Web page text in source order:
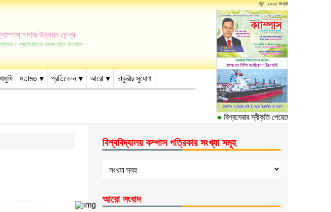
সমাজ উন্নয়ন কেন্দ্র
ও ন্যায়ভিত্তিক সমাজ গঠনে নিবেদিত
জুন, ২০২৬ সংখ্যা
মতামত প্রতিবেদন আরো চাকুরীর সুযোগ
বিশ্বসেরার স্বীকৃতি পেয়েছে ঢাকা
বিশ্ববিদ্যালয় কম্পাস পত্রিকার সংখ্যা সমূহ
আরো সংবাদ